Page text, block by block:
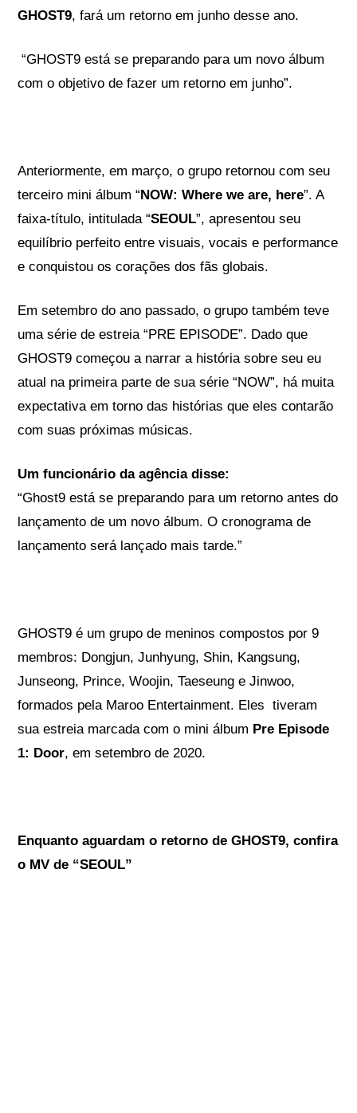
GHOST9, fará um retorno em junho desse ano.
“GHOST9 está se preparando para um novo álbum
com o objetivo de fazer um retorno em junho”.
Anteriormente, em março, o grupo retornou com seu
terceiro mini álbum “NOW: Where we are, here”. A
faixa-título, intitulada “SEOUL”, apresentou seu
equilíbrio perfeito entre visuais, vocais e performance
e conquistou os corações dos fãs globais.
Em setembro do ano passado, o grupo também teve
uma série de estreia “PRE EPISODE”. Dado que
GHOST9 começou a narrar a história sobre seu eu
atual na primeira parte de sua série “NOW”, há muita
expectativa em torno das histórias que eles contarão
com suas próximas músicas.
Um funcionário da agência disse:
“Ghost9 está se preparando para um retorno antes do
lançamento de um novo álbum. O cronograma de
lançamento será lançado mais tarde.”
GHOST9 é um grupo de meninos compostos por 9
membros: Dongjun, Junhyung, Shin, Kangsung,
Junseong, Prince, Woojin, Taeseung e Jinwoo,
formados pela Maroo Entertainment. Eles tiveram
sua estreia marcada com o mini álbum Pre Episode
1: Door, em setembro de 2020.
Enquanto aguardam o retorno de GHOST9, confira
o MV de “SEOUL”